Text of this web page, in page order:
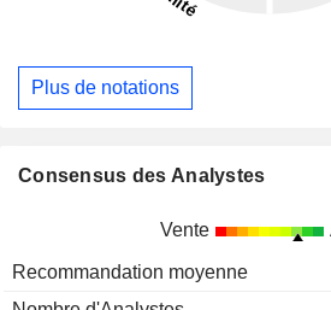
Plus de notations
Consensus des Analystes
Vente
Recommandation moyenne